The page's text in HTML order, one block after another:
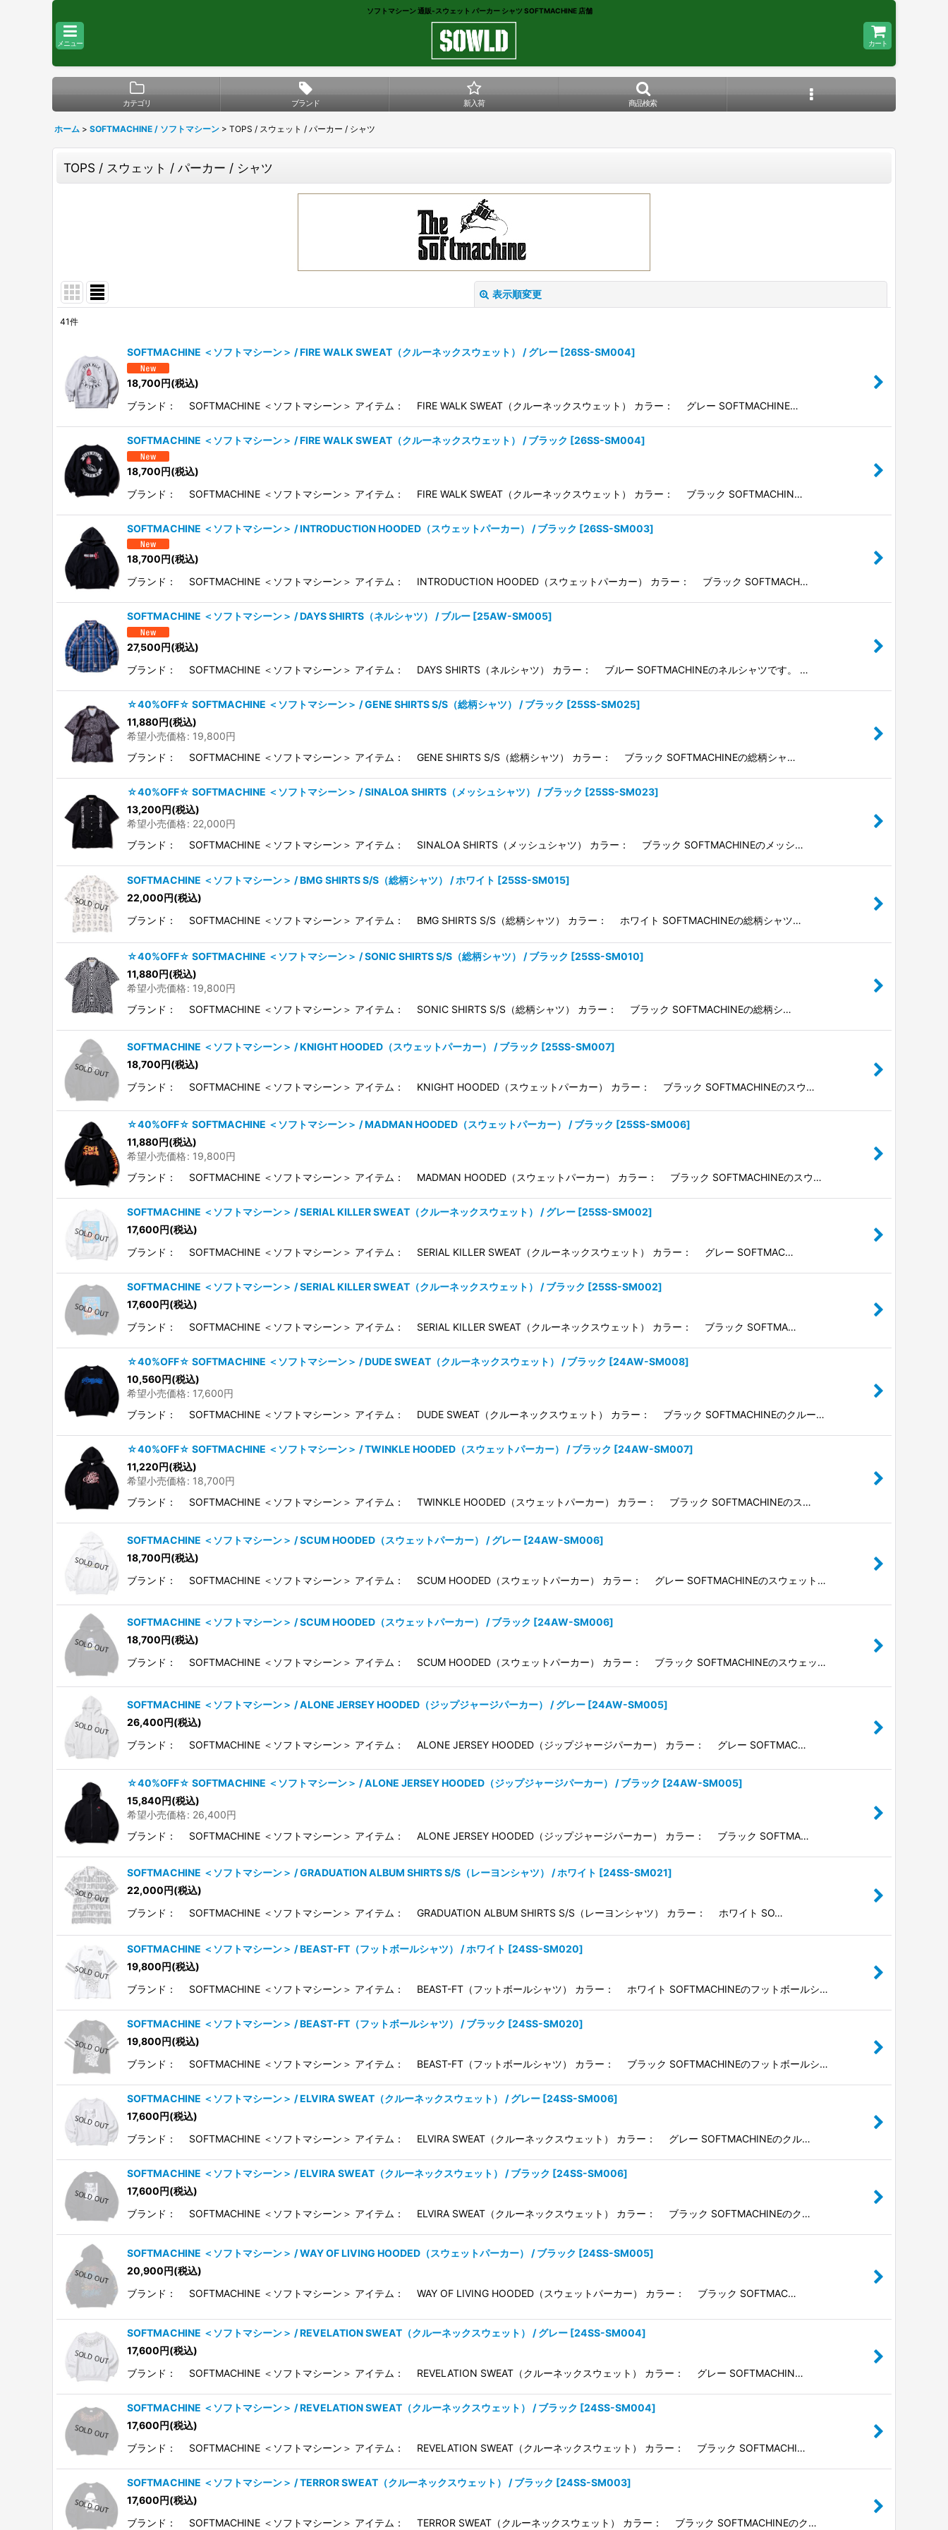
ソフトマシーン 通販-スウェット パーカー シャツ SOFTMACHINE 店舗
メニュー カート
カテゴリ ブランド 新入荷 商品検索
ホーム > SOFTMACHINE / ソフトマシーン > TOPS / スウェット / パーカー / シャツ
TOPS / スウェット / パーカー / シャツ
表示順変更
在庫あり
並び順 :
絞り込む
41件
SOFTMACHINE ＜ソフトマシーン＞ / FIRE WALK SWEAT（クルーネックスウェット） / グレー [26SS-SM004]
18,700円(税込)
ブランド： SOFTMACHINE ＜ソフトマシーン＞ アイテム： FIRE WALK SWEAT（クルーネックスウェット） カラー： グレー SOFTMACHINE…
SOFTMACHINE ＜ソフトマシーン＞ / FIRE WALK SWEAT（クルーネックスウェット） / ブラック [26SS-SM004]
18,700円(税込)
ブランド： SOFTMACHINE ＜ソフトマシーン＞ アイテム： FIRE WALK SWEAT（クルーネックスウェット） カラー： ブラック SOFTMACHIN…
SOFTMACHINE ＜ソフトマシーン＞ / INTRODUCTION HOODED（スウェットパーカー） / ブラック [26SS-SM003]
18,700円(税込)
ブランド： SOFTMACHINE ＜ソフトマシーン＞ アイテム： INTRODUCTION HOODED（スウェットパーカー） カラー： ブラック SOFTMACH…
SOFTMACHINE ＜ソフトマシーン＞ / DAYS SHIRTS（ネルシャツ） / ブルー [25AW-SM005]
27,500円(税込)
ブランド： SOFTMACHINE ＜ソフトマシーン＞ アイテム： DAYS SHIRTS（ネルシャツ） カラー： ブルー SOFTMACHINEのネルシャツです。 …
☆40%OFF☆ SOFTMACHINE ＜ソフトマシーン＞ / GENE SHIRTS S/S（総柄シャツ） / ブラック [25SS-SM025]
11,880円(税込)
希望小売価格: 19,800円
ブランド： SOFTMACHINE ＜ソフトマシーン＞ アイテム： GENE SHIRTS S/S（総柄シャツ） カラー： ブラック SOFTMACHINEの総柄シャ…
☆40%OFF☆ SOFTMACHINE ＜ソフトマシーン＞ / SINALOA SHIRTS（メッシュシャツ） / ブラック [25SS-SM023]
13,200円(税込)
希望小売価格: 22,000円
ブランド： SOFTMACHINE ＜ソフトマシーン＞ アイテム： SINALOA SHIRTS（メッシュシャツ） カラー： ブラック SOFTMACHINEのメッシ…
SOFTMACHINE ＜ソフトマシーン＞ / BMG SHIRTS S/S（総柄シャツ） / ホワイト [25SS-SM015]
22,000円(税込)
ブランド： SOFTMACHINE ＜ソフトマシーン＞ アイテム： BMG SHIRTS S/S（総柄シャツ） カラー： ホワイト SOFTMACHINEの総柄シャツ…
☆40%OFF☆ SOFTMACHINE ＜ソフトマシーン＞ / SONIC SHIRTS S/S（総柄シャツ） / ブラック [25SS-SM010]
11,880円(税込)
希望小売価格: 19,800円
ブランド： SOFTMACHINE ＜ソフトマシーン＞ アイテム： SONIC SHIRTS S/S（総柄シャツ） カラー： ブラック SOFTMACHINEの総柄シ…
SOFTMACHINE ＜ソフトマシーン＞ / KNIGHT HOODED（スウェットパーカー） / ブラック [25SS-SM007]
18,700円(税込)
ブランド： SOFTMACHINE ＜ソフトマシーン＞ アイテム： KNIGHT HOODED（スウェットパーカー） カラー： ブラック SOFTMACHINEのスウ…
☆40%OFF☆ SOFTMACHINE ＜ソフトマシーン＞ / MADMAN HOODED（スウェットパーカー） / ブラック [25SS-SM006]
11,880円(税込)
希望小売価格: 19,800円
ブランド： SOFTMACHINE ＜ソフトマシーン＞ アイテム： MADMAN HOODED（スウェットパーカー） カラー： ブラック SOFTMACHINEのスウ…
SOFTMACHINE ＜ソフトマシーン＞ / SERIAL KILLER SWEAT（クルーネックスウェット） / グレー [25SS-SM002]
17,600円(税込)
ブランド： SOFTMACHINE ＜ソフトマシーン＞ アイテム： SERIAL KILLER SWEAT（クルーネックスウェット） カラー： グレー SOFTMAC…
SOFTMACHINE ＜ソフトマシーン＞ / SERIAL KILLER SWEAT（クルーネックスウェット） / ブラック [25SS-SM002]
17,600円(税込)
ブランド： SOFTMACHINE ＜ソフトマシーン＞ アイテム： SERIAL KILLER SWEAT（クルーネックスウェット） カラー： ブラック SOFTMA…
☆40%OFF☆ SOFTMACHINE ＜ソフトマシーン＞ / DUDE SWEAT（クルーネックスウェット） / ブラック [24AW-SM008]
10,560円(税込)
希望小売価格: 17,600円
ブランド： SOFTMACHINE ＜ソフトマシーン＞ アイテム： DUDE SWEAT（クルーネックスウェット） カラー： ブラック SOFTMACHINEのクルー…
☆40%OFF☆ SOFTMACHINE ＜ソフトマシーン＞ / TWINKLE HOODED（スウェットパーカー） / ブラック [24AW-SM007]
11,220円(税込)
希望小売価格: 18,700円
ブランド： SOFTMACHINE ＜ソフトマシーン＞ アイテム： TWINKLE HOODED（スウェットパーカー） カラー： ブラック SOFTMACHINEのス…
SOFTMACHINE ＜ソフトマシーン＞ / SCUM HOODED（スウェットパーカー） / グレー [24AW-SM006]
18,700円(税込)
ブランド： SOFTMACHINE ＜ソフトマシーン＞ アイテム： SCUM HOODED（スウェットパーカー） カラー： グレー SOFTMACHINEのスウェット…
SOFTMACHINE ＜ソフトマシーン＞ / SCUM HOODED（スウェットパーカー） / ブラック [24AW-SM006]
18,700円(税込)
ブランド： SOFTMACHINE ＜ソフトマシーン＞ アイテム： SCUM HOODED（スウェットパーカー） カラー： ブラック SOFTMACHINEのスウェッ…
SOFTMACHINE ＜ソフトマシーン＞ / ALONE JERSEY HOODED（ジップジャージパーカー） / グレー [24AW-SM005]
26,400円(税込)
ブランド： SOFTMACHINE ＜ソフトマシーン＞ アイテム： ALONE JERSEY HOODED（ジップジャージパーカー） カラー： グレー SOFTMAC…
☆40%OFF☆ SOFTMACHINE ＜ソフトマシーン＞ / ALONE JERSEY HOODED（ジップジャージパーカー） / ブラック [24AW-SM005]
15,840 円(税込)
希望小売価格: 26,400円
ブランド： SOFTMACHINE ＜ソフトマシーン＞ アイテム： ALONE JERSEY HOODED（ジップジャージパーカー） カラー： ブラック SOFTMA…
SOFTMACHINE ＜ソフトマシーン＞ / GRADUATION ALBUM SHIRTS S/S（レーヨンシャツ） / ホワイト [24SS-SM021]
22,000円(税込)
ブランド： SOFTMACHINE ＜ソフトマシーン＞ アイテム： GRADUATION ALBUM SHIRTS S/S（レーヨンシャツ） カラー： ホワイト SO…
SOFTMACHINE ＜ソフトマシーン＞ / BEAST-FT（フットボールシャツ） / ホワイト [24SS-SM020]
19,800円(税込)
ブランド： SOFTMACHINE ＜ソフトマシーン＞ アイテム： BEAST-FT（フットボールシャツ） カラー： ホワイト SOFTMACHINEのフットボールシ…
SOFTMACHINE ＜ソフトマシーン＞ / BEAST-FT（フットボールシャツ） / ブラック [24SS-SM020]
19,800円(税込)
ブランド： SOFTMACHINE ＜ソフトマシーン＞ アイテム： BEAST-FT（フットボールシャツ） カラー： ブラック SOFTMACHINEのフットボールシ…
SOFTMACHINE ＜ソフトマシーン＞ / ELVIRA SWEAT（クルーネックスウェット） / グレー [24SS-SM006]
17,600円(税込)
ブランド： SOFTMACHINE ＜ソフトマシーン＞ アイテム： ELVIRA SWEAT（クルーネックスウェット） カラー： グレー SOFTMACHINEのクル…
SOFTMACHINE ＜ソフトマシーン＞ / ELVIRA SWEAT（クルーネックスウェット） / ブラック [24SS-SM006]
17,600円(税込)
ブランド： SOFTMACHINE ＜ソフトマシーン＞ アイテム： ELVIRA SWEAT（クルーネックスウェット） カラー： ブラック SOFTMACHINEのク…
SOFTMACHINE ＜ソフトマシーン＞ / WAY OF LIVING HOODED（スウェットパーカー） / ブラック [24SS-SM005]
20,900円(税込)
ブランド： SOFTMACHINE ＜ソフトマシーン＞ アイテム： WAY OF LIVING HOODED（スウェットパーカー） カラー： ブラック SOFTMAC…
SOFTMACHINE ＜ソフトマシーン＞ / REVELATION SWEAT（クルーネックスウェット） / グレー [24SS-SM004]
17,600円(税込)
ブランド： SOFTMACHINE ＜ソフトマシーン＞ アイテム： REVELATION SWEAT（クルーネックスウェット） カラー： グレー SOFTMACHIN…
SOFTMACHINE ＜ソフトマシーン＞ / REVELATION SWEAT（クルーネックスウェット） / ブラック [24SS-SM004]
17,600円(税込)
ブランド： SOFTMACHINE ＜ソフトマシーン＞ アイテム： REVELATION SWEAT（クルーネックスウェット） カラー： ブラック SOFTMACHI…
SOFTMACHINE ＜ソフトマシーン＞ / TERROR SWEAT（クルーネックスウェット） / ブラック [24SS-SM003]
17,600円(税込)
ブランド： SOFTMACHINE ＜ソフトマシーン＞ アイテム： TERROR SWEAT（クルーネックスウェット） カラー： ブラック SOFTMACHINEのク…